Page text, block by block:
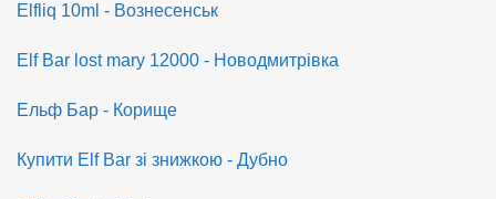
Elfliq 10ml - Вознесенськ
Elf Bar lost mary 12000 - Новодмитрівка
Ельф Бар - Корище
Купити Elf Bar зі знижкою - Дубно